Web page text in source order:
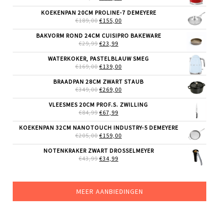
WAS:
€129,00.
IS:
KOEKENPAN 20CM PROLINE-7 DEMEYERE
€189,00 OORSPRONKELIJKE
WAS:
€189,00.
€155,00
IS:
BAKVORM ROND 24CM CUISIPRO BAKEWARE
€29,99 OORSPRONKELIJKE
WAS:
€29,99.
€23,99
IS:
€23,99.
WATERKOKER, PASTELBLAUW SMEG
€169,00 OORSPRONKELIJKE
WAS:
€169,00.
€139,00
IS:
BRAADPAN 28CM ZWART STAUB
€349,00 OORSPRONKELIJKE
WAS:
€349,00.
€269,00
IS:
VLEESMES 20CM PROF.S. ZWILLING
€84,99 OORSPRONKELIJKE
WAS:
€84,99.
€67,99
IS:
€67,99.
KOEKENPAN 32CM NANOTOUCH INDUSTRY-5 DEMEYERE
€205,00 OORSPRONKELIJKE
WAS:
€205,00.
€159,00
IS:
NOTENKRAKER ZWART DROSSELMEYER
€43,99 OORSPRONKELIJKE
€34,99
MEER AANBIEDINGEN